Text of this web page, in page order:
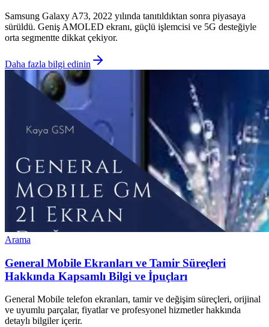
Samsung Galaxy A73, 2022 yılında tanıtıldıktan sonra piyasaya
sürüldü. Geniş AMOLED ekranı, güçlü işlemcisi ve 5G desteğiyle
orta segmentte dikkat çekiyor.
Daha fazla bilgi edinin
Arama
General Mobile Ekranları ve Tamir Süreçleri
Hakkında Kapsamlı Bilgi ve İpuçları
General Mobile telefon ekranları, tamir ve değişim süreçleri, orijinal
ve uyumlu parçalar, fiyatlar ve profesyonel hizmetler hakkında
detaylı bilgiler içerir.